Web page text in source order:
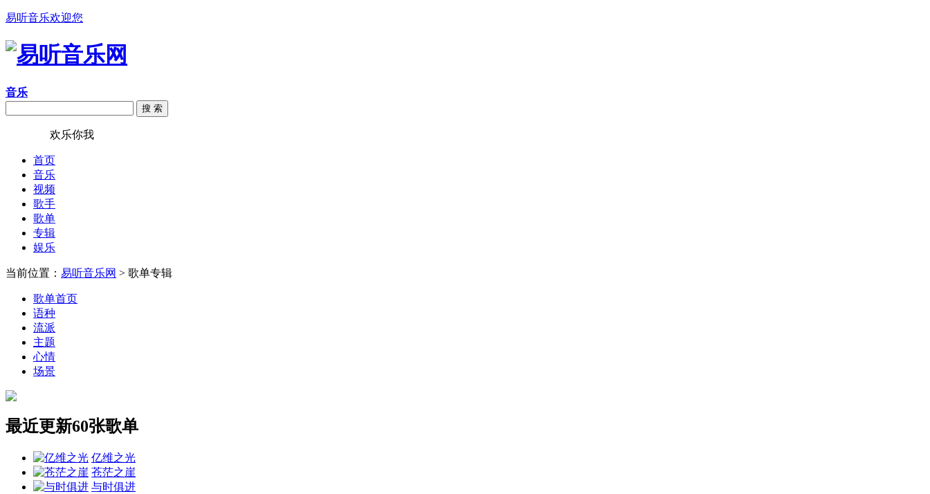
易听音乐欢迎您
音乐
搜 索
欢乐你我
首页
音乐
视频
歌手
歌单
专辑
娱乐
当前位置： 易听音乐网 > 歌单专辑
歌单首页
语种
流派
主题
心情
场景
最近更新60张歌单
亿维之光
苍茫之崖
与时俱进